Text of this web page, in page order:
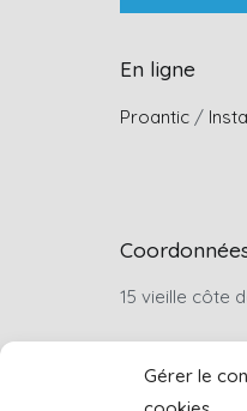
Gérer le
En ligne
Proantic /
15 vieille côte